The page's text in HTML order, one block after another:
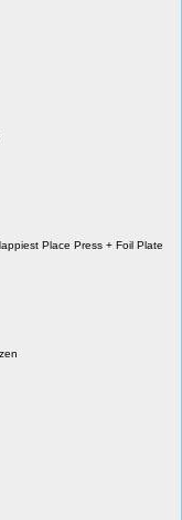
Place Press + Foil Plate